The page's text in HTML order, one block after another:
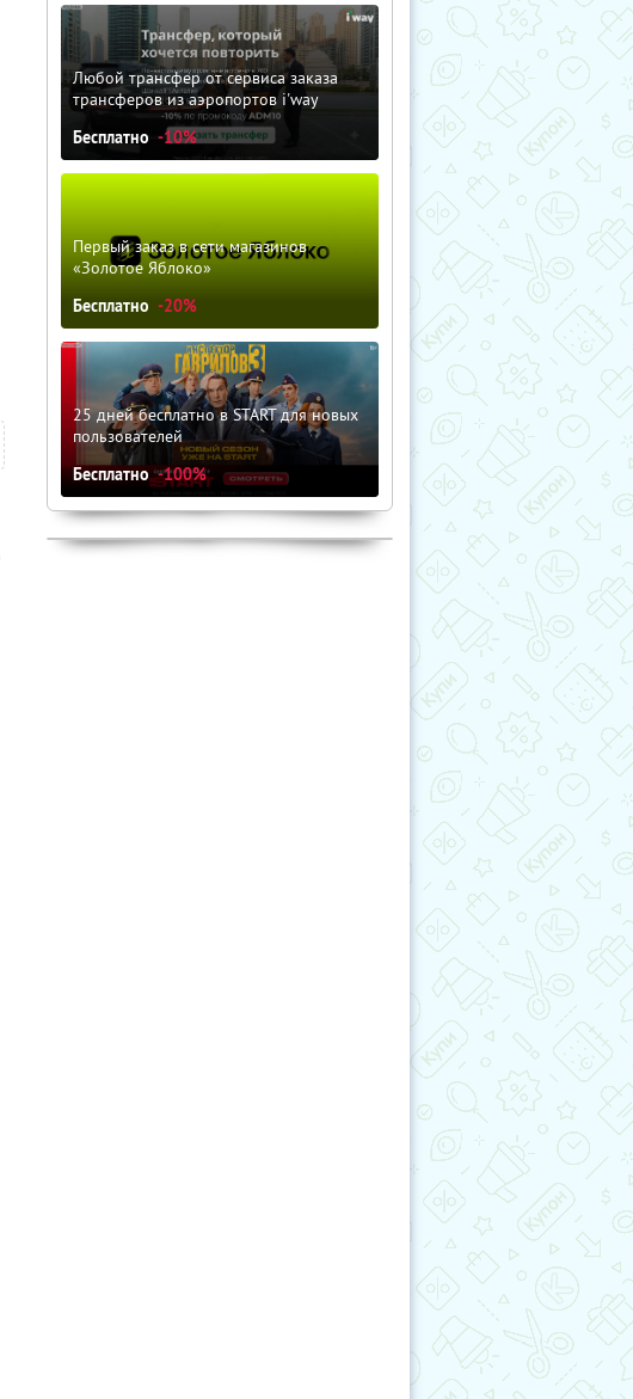
Любой трансфер от сервиса заказа
трансферов из аэропортов i'way
Бесплатно -10%
Первый заказ в сети магазинов
«Золотое Яблоко»
Бесплатно -20%
25 дней бесплатно в START для новых
пользователей
Бесплатно -100%